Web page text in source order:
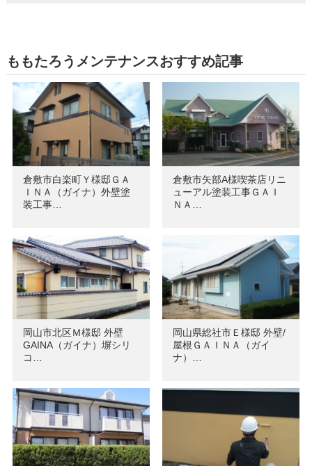
ももたろうメンテナンスおすすめ記事
倉敷市白楽町Ｙ様邸ＧＡ
ＩＮＡ（ガイナ）外壁塗
装工事…
倉敷市矢部A様喫茶店リニ
ューアル塗装工事ＧＡＩ
ＮＡ…
岡山市北区Ｍ様邸 外壁
GAINA（ガイナ）塀シリ
コ…
岡山県総社市Ｅ様邸 外壁/
屋根ＧＡＩＮＡ（ガイ
ナ）…